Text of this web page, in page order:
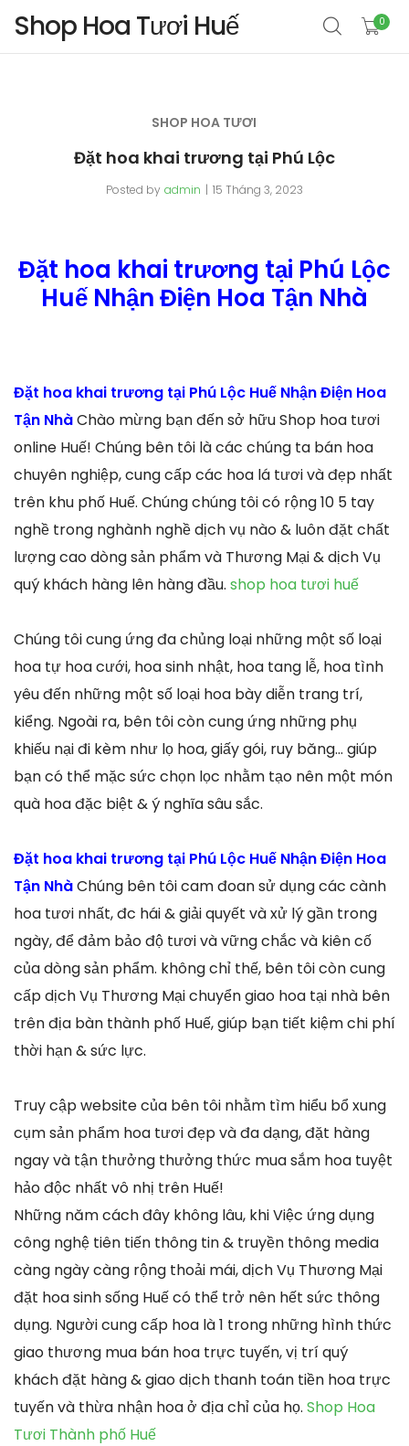
Shop Hoa Tươi Huế 0
SHOP HOA TƯƠI
Đặt hoa khai trương tại Phú Lộc
Posted by admin 15 Tháng 3, 2023
Đặt hoa khai trương tại Phú Lộc
Huế Nhận Điện Hoa Tận Nhà
Đặt hoa khai trương tại Phú Lộc Huế Nhận Điện Hoa
Tận NhàChào mừng bạn đến sở hữu Shop hoa tươi
online Huế! Chúng bên tôi là các chúng ta bán hoa
chuyên nghiệp, cung cấp các hoa lá tươi và đẹp nhất
trên khu phố Huế. Chúng chúng tôi có rộng 10 5 tay
nghề trong nghành nghề dịch vụ nào & luôn đặt chất
lượng cao dòng sản phẩm và Thương Mại & dịch Vụ
quý khách hàng lên hàng đầu. shop hoa tươi huế
Chúng tôi cung ứng đa chủng loại những một số loại
hoa tự hoa cưới, hoa sinh nhật, hoa tang lễ, hoa tình
yêu đến những một số loại hoa bày diễn trang trí,
kiểng. Ngoài ra, bên tôi còn cung ứng những phụ
khiếu nại đi kèm như lọ hoa, giấy gói, ruy băng… giúp
bạn có thể mặc sức chọn lọc nhằm tạo nên một món
quà hoa đặc biệt & ý nghĩa sâu sắc.
Đặt hoa khai trương tại Phú Lộc Huế Nhận Điện Hoa
Tận NhàChúng bên tôi cam đoan sử dụng các cành
hoa tươi nhất, đc hái & giải quyết và xử lý gần trong
ngày, để đảm bảo độ tươi và vững chắc và kiên cố
của dòng sản phẩm. không chỉ thế, bên tôi còn cung
cấp dịch Vụ Thương Mại chuyển giao hoa tại nhà bên
trên địa bàn thành phố Huế, giúp bạn tiết kiệm chi phí
thời hạn & sức lực.
Truy cập website của bên tôi nhằm tìm hiểu bổ xung
cụm sản phẩm hoa tươi đẹp và đa dạng, đặt hàng
ngay và tận thưởng thưởng thức mua sắm hoa tuyệt
hảo độc nhất vô nhị trên Huế!
Những năm cách đây không lâu, khi Việc ứng dụng
công nghệ tiên tiến thông tin & truyền thông media
càng ngày càng rộng thoải mái, dịch Vụ Thương Mại
đặt hoa sinh sống Huế có thể trở nên hết sức thông
dụng. Người cung cấp hoa là 1 trong những hình thức
giao thương mua bán hoa trực tuyến, vị trí quý
khách đặt hàng & giao dịch thanh toán tiền hoa trực
tuyến và thừa nhận hoa ở địa chỉ của họ. Shop Hoa
Tươi Thành phố Huế